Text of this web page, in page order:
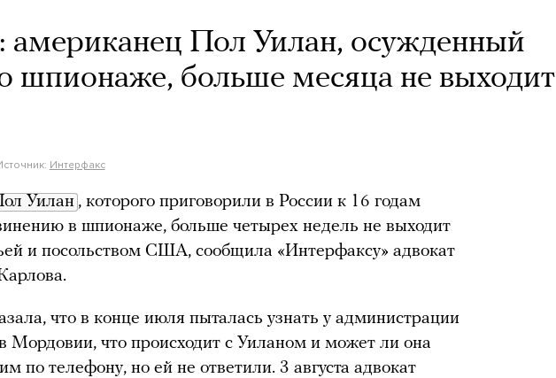
американец Пол Уилан, осужденный
шпионаже, больше месяца не выходит
Интерфакс
Уилан , которого приговорили в России к 16 годам
в шпионаже, больше четырех недель не выходит
и посольством США, сообщила «Интерфаксу» адвокат
что в конце июля пыталась узнать у администрации
Мордовии, что происходит с Уиланом и может ли она
по телефону, но ей не ответили. 3 августа адвокат